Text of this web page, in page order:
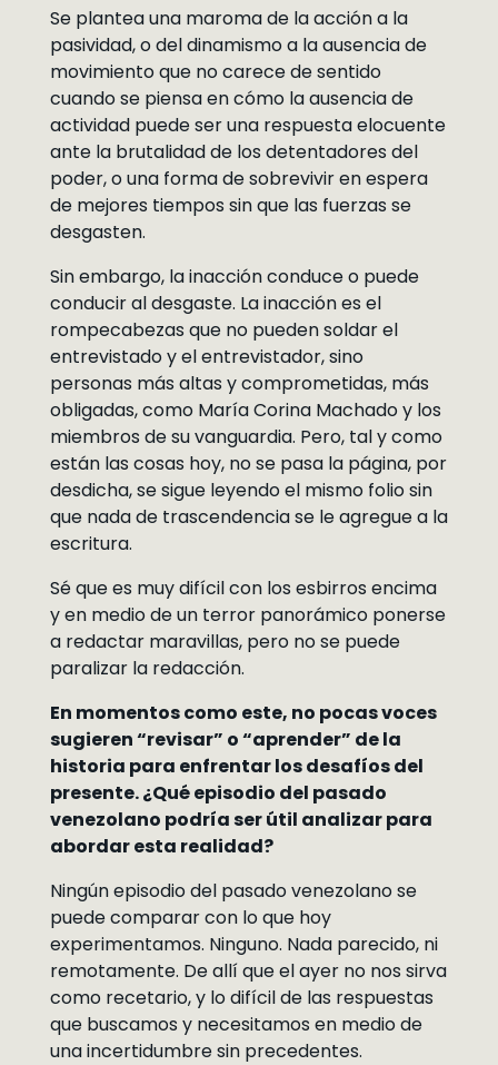
Se plantea una maroma de la acción a la
pasividad, o del dinamismo a la ausencia de
movimiento que no carece de sentido
cuando se piensa en cómo la ausencia de
actividad puede ser una respuesta elocuente
ante la brutalidad de los detentadores del
poder, o una forma de sobrevivir en espera
de mejores tiempos sin que las fuerzas se
desgasten.
Sin embargo, la inacción conduce o puede
conducir al desgaste. La inacción es el
rompecabezas que no pueden soldar el
entrevistado y el entrevistador, sino
personas más altas y comprometidas, más
obligadas, como María Corina Machado y los
miembros de su vanguardia. Pero, tal y como
están las cosas hoy, no se pasa la página, por
desdicha, se sigue leyendo el mismo folio sin
que nada de trascendencia se le agregue a la
escritura.
Sé que es muy difícil con los esbirros encima
y en medio de un terror panorámico ponerse
a redactar maravillas, pero no se puede
paralizar la redacción.
En momentos como este, no pocas voces
sugieren “revisar” o “aprender” de la
historia para enfrentar los desafíos del
presente. ¿Qué episodio del pasado
venezolano podría ser útil analizar para
abordar esta realidad?
Ningún episodio del pasado venezolano se
puede comparar con lo que hoy
experimentamos. Ninguno. Nada parecido, ni
remotamente. De allí que el ayer no nos sirva
como recetario, y lo difícil de las respuestas
que buscamos y necesitamos en medio de
una incertidumbre sin precedentes.